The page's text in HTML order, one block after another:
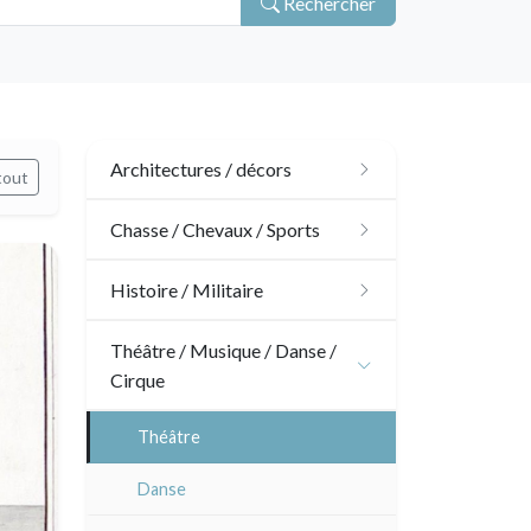
Architectures / décors
Architecture
Architecture d'intérieur
Chasse / Chevaux / Sports
Chasse
Sports
Histoire / Militaire
Militaire
Théâtre / Musique / Danse /
Cirque
Théâtre
Danse